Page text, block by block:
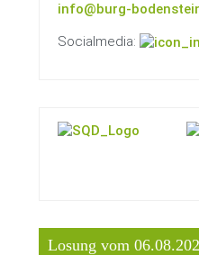
info@burg-
Socialmedia:
Losung vom